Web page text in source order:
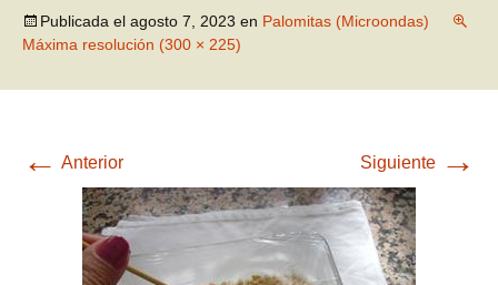
Publicada el agosto 7, 2023 en Palomitas (Microondas)
Máxima resolución (300 × 225)
← Anterior Siguiente →